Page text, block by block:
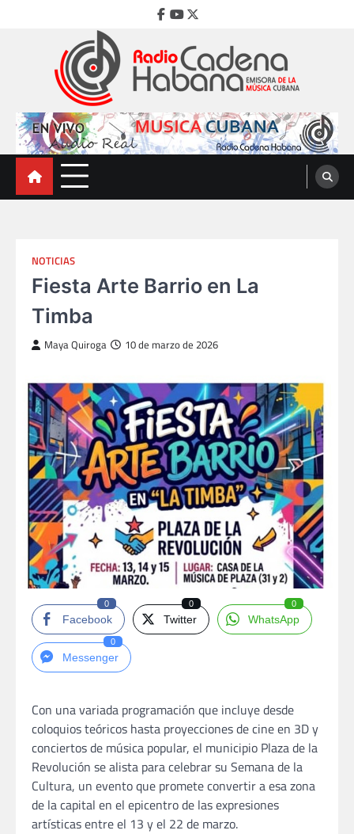
Facebook
Youtube
Twitter
Radio Cadena Habana
Emisora de la Música Cubana
NOTICIAS
Fiesta Arte Barrio en La
Timba
Maya Quiroga 10 de marzo de 2026
Facebook
0
Twitter
0
WhatsApp
0
Messenger
0
Con una variada programación que incluye desde
coloquios teóricos hasta proyecciones de cine en 3D y
conciertos de música popular, el municipio Plaza de la
Revolución se alista para celebrar su Semana de la
Cultura, un evento que promete convertir a esa zona
de la capital en el epicentro de las expresiones
artísticas entre el 13 y el 22 de marzo.